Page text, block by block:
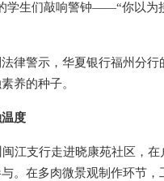
学生们敲响警钟——“你以为
律警示，华夏银行福州分
养的种子。
度
江支行走进晓康苑社区，
。在多肉微景观制作环节